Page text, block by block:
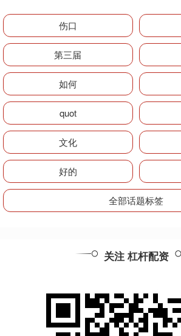
伤口
第三届
如何
quot
文化
好的
全部话题标签
关注 杠杆配资